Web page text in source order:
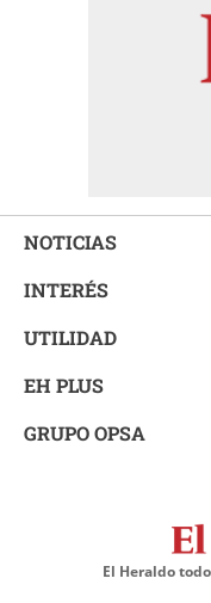
NOTICIAS
INTERÉS
UTILIDAD
EH PLUS
GRUPO OPSA
El Heraldo